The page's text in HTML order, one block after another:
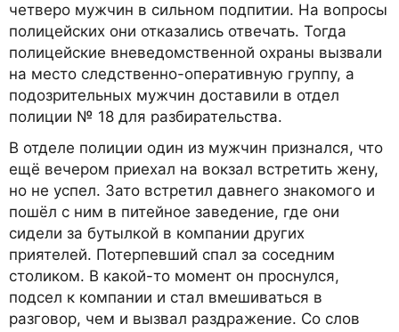
четверо мужчин в сильном подпитии. На вопросы
полицейских они отказались отвечать. Тогда
полицейские вневедомственной охраны вызвали
на место следственно-оперативную группу, а
подозрительных мужчин доставили в отдел
полиции № 18 для разбирательства.
В отделе полиции один из мужчин признался, что
ещё вечером приехал на вокзал встретить жену,
но не успел. Зато встретил давнего знакомого и
пошёл с ним в питейное заведение, где они
сидели за бутылкой в компании других
приятелей. Потерпевший спал за соседним
столиком. В какой-то момент он проснулся,
подсел к компании и стал вмешиваться в
разговор, чем и вызвал раздражение. Со слов